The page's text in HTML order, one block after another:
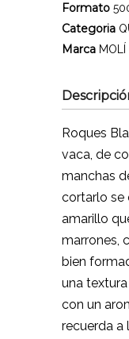
Formato
Categoria
Marca MOLÍ
Roques
vaca, de
manchas
cortarlo se
amarillo
marrones,
bien
una
con un
recuerda a